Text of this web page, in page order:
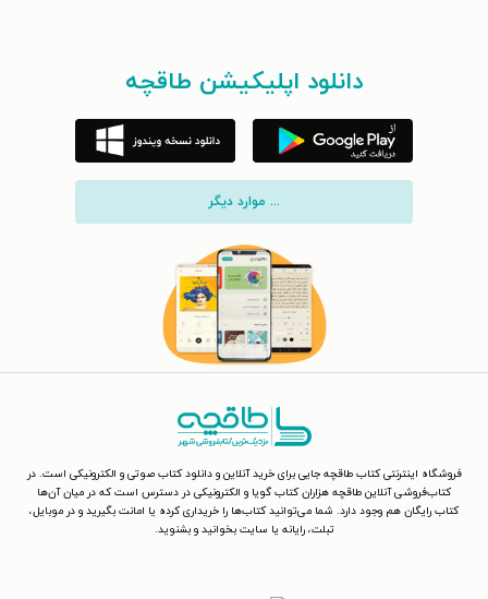
دانلود اپلیکیشن طاقچه
... موارد دیگر
فروشگاه اینترنتی کتاب طاقچه جایی برای خرید آنلاین و دانلود کتاب صوتی و الکترونیکی است. در
کتاب‌فروشی آنلاین طاقچه هزاران کتاب گویا و الکترونیکی در دسترس است که در میان آن‌ها
کتاب رایگان هم وجود دارد. شما می‌توانید کتاب‌ها را خریداری کرده یا امانت بگیرید و در موبایل،
تبلت، رایانه یا سایت بخوانید و بشنوید.